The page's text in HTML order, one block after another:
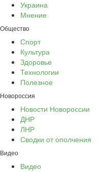
Украина
Мнение
Общество
Спорт
Культура
Здоровье
Технологии
Полезное
Новороссия
Новости Новороссии
ДНР
ЛНР
Сводки от ополчения
Видео
Видео